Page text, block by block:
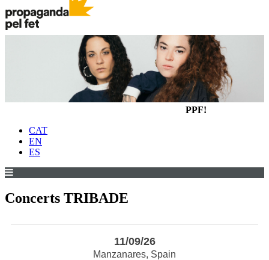
PPF!
CAT
EN
ES
Concerts TRIBADE
11/09/26
Manzanares, Spain